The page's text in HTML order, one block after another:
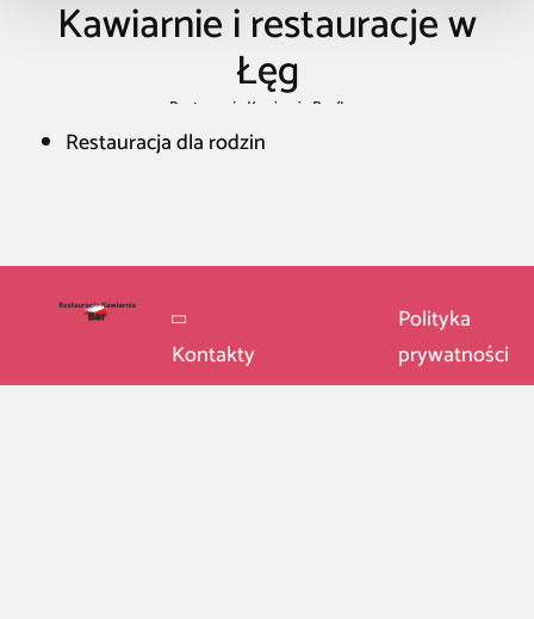
Kawiarnie i restauracje w
Łęg
Restauracja Kawiarnia Bar /Łęg
Restauracja dla rodzin
Kontakty
Polityka
prywatności